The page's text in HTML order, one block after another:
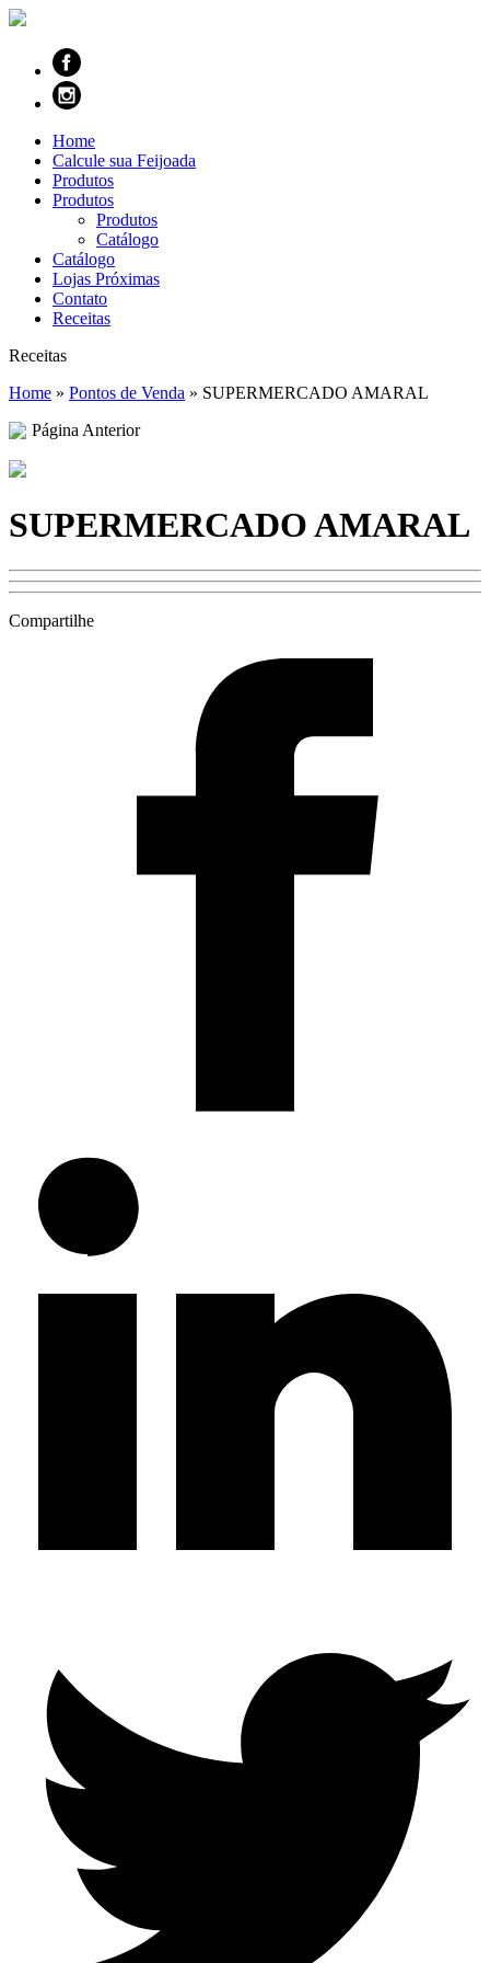
Home
Calcule sua Feijoada
Produtos
Produtos
Produtos
Catálogo
Catálogo
Lojas Próximas
Contato
Receitas
Receitas
Home » Pontos de Venda » SUPERMERCADO AMARAL
Página Anterior
SUPERMERCADO AMARAL
Compartilhe